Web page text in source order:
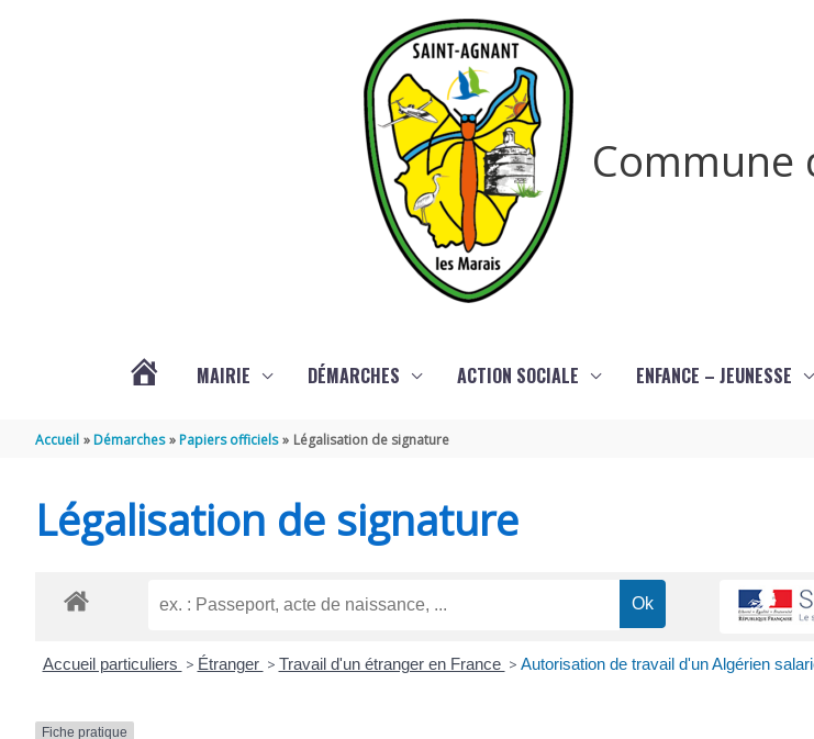
Commune
MAIRIE DÉMARCHES ACTION SOCIALE ENFANCE – JEUNESSE
Accueil Démarches Papiers officiels Légalisation de signature
Légalisation de signature
Accueil particuliers > Étranger > Travail d'un étranger en France > Autorisation de travail d'un Algérien
Fiche pratique